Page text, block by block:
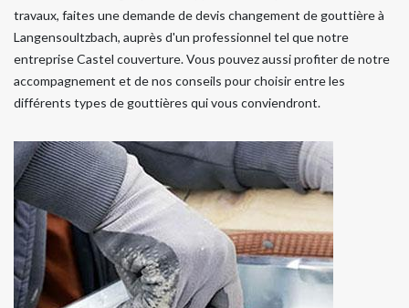
travaux, faites une demande de devis changement de gouttière à
Langensoultzbach, auprès d'un professionnel tel que notre
entreprise Castel couverture. Vous pouvez aussi profiter de notre
accompagnement et de nos conseils pour choisir entre les
différents types de gouttières qui vous conviendront.